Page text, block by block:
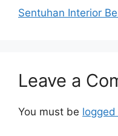
Sentuhan Interior
Leave a
You must be logged